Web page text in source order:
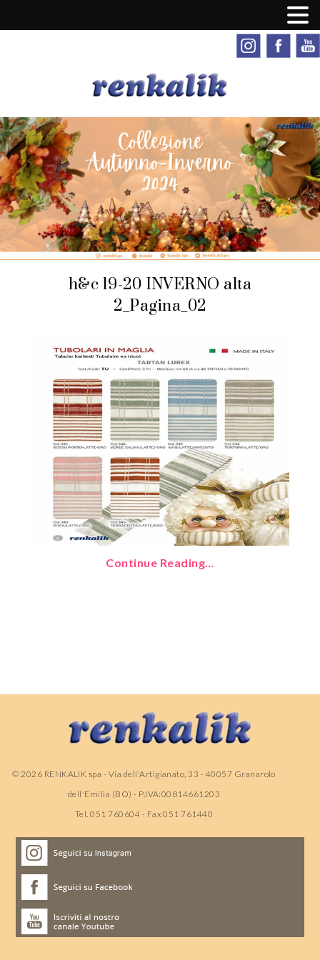
h&c 19-20 INVERNO alta
2_Pagina_02
Continue Reading…
© 2026 RENKALIK spa - Via dell'Artigianato, 33 - 40057 Granarolo
dell'Emilia (BO) - P.IVA:00814661203
Tel. 051 760604 - Fax 051 761440